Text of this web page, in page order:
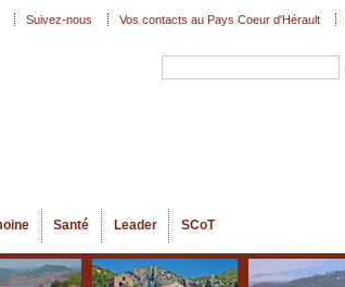
Santé Leader SCoT
Suivez-nous Vos contacts au Pays Coeur d'Hérault